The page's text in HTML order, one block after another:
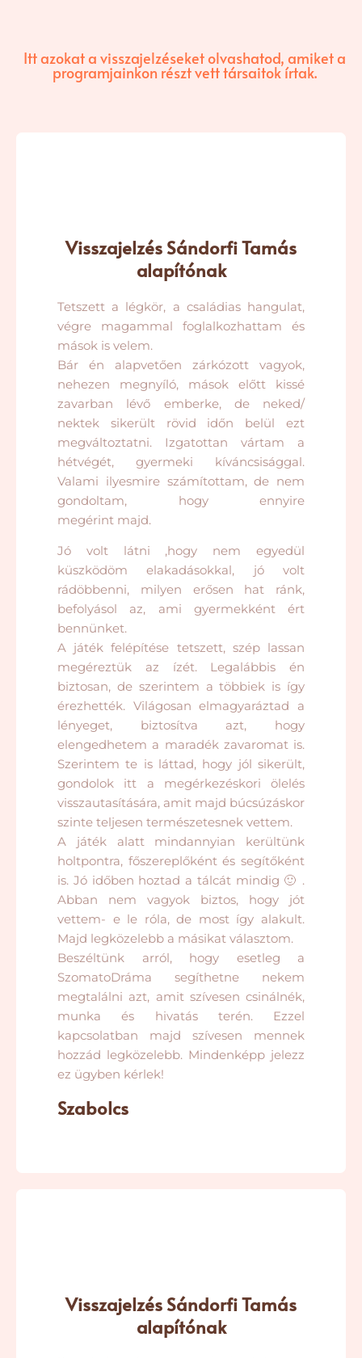
Itt azokat a visszajelzéseket olvashatod, amiket a
programjainkon részt vett társaitok írtak.
Visszajelzés Sándorfi Tamás
alapítónak
Tetszett a légkör, a családias hangulat,
végre magammal foglalkozhattam és
mások is velem.
Bár én alapvetően zárkózott vagyok,
nehezen megnyíló, mások előtt kissé
zavarban lévő emberke, de neked/
nektek sikerült rövid időn belül ezt
megváltoztatni. Izgatottan vártam a
hétvégét, gyermeki kíváncsisággal.
Valami ilyesmire számítottam, de nem
gondoltam, hogy ennyire
megérint majd.
Jó volt látni ,hogy nem egyedül
küszködöm elakadásokkal, jó volt
rádöbbenni, milyen erősen hat ránk,
befolyásol az, ami gyermekként ért
bennünket.
A játék felépítése tetszett, szép lassan
megéreztük az ízét. Legalábbis én
biztosan, de szerintem a többiek is így
érezhették. Világosan elmagyaráztad a
lényeget, biztosítva azt, hogy
elengedhetem a maradék zavaromat is.
Szerintem te is láttad, hogy jól sikerült,
gondolok itt a megérkezéskori ölelés
visszautasítására, amit majd búcsúzáskor
szinte teljesen természetesnek vettem.
A játék alatt mindannyian kerültünk
holtpontra, főszereplőként és segítőként
is. Jó időben hoztad a tálcát mindig 🙂 .
Abban nem vagyok biztos, hogy jót
vettem- e le róla, de most így alakult.
Majd legközelebb a másikat választom.
Beszéltünk arról, hogy esetleg a
SzomatoDráma segíthetne nekem
megtalálni azt, amit szívesen csinálnék,
munka és hivatás terén. Ezzel
kapcsolatban majd szívesen mennek
hozzád legközelebb. Mindenképp jelezz
ez ügyben kérlek!
Szabolcs
Visszajelzés Sándorfi Tamás
alapítónak